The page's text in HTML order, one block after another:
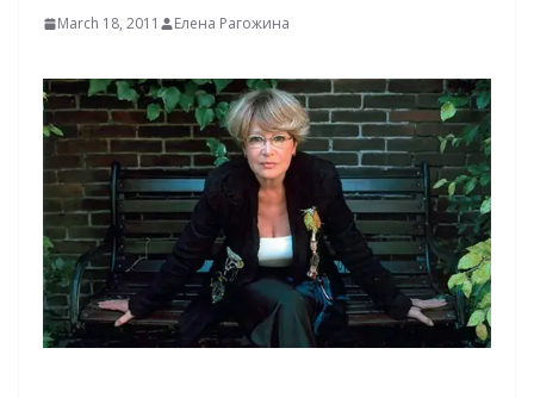
March 18, 2011 Елена Рагожина